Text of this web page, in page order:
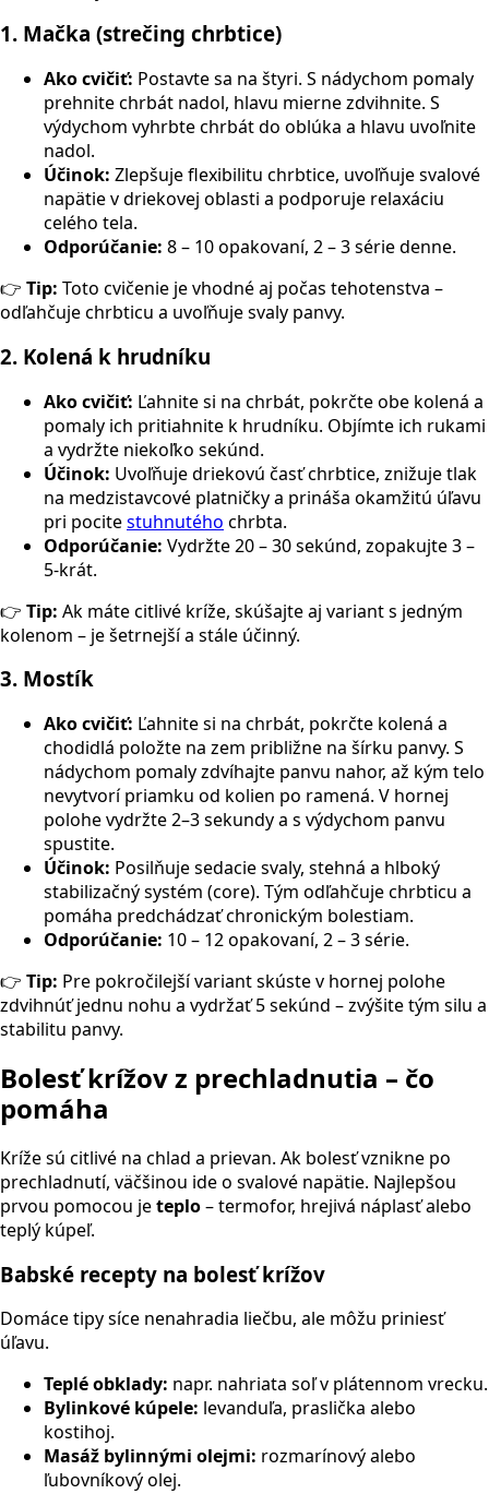
1. Mačka (strečing chrbtice)
Ako cvičiť: Postavte sa na štyri. S nádychom pomaly
prehnite chrbát nadol, hlavu mierne zdvihnite. S
výdychom vyhrbte chrbát do oblúka a hlavu uvoľnite
nadol.
Účinok: Zlepšuje flexibilitu chrbtice, uvoľňuje svalové
napätie v driekovej oblasti a podporuje relaxáciu
celého tela.
Odporúčanie: 8 – 10 opakovaní, 2 – 3 série denne.
👉 Tip: Toto cvičenie je vhodné aj počas tehotenstva –
odľahčuje chrbticu a uvoľňuje svaly panvy.
2. Kolená k hrudníku
Ako cvičiť: Ľahnite si na chrbát, pokrčte obe kolená a
pomaly ich pritiahnite k hrudníku. Objímte ich rukami
a vydržte niekoľko sekúnd.
Účinok: Uvoľňuje driekovú časť chrbtice, znižuje tlak
na medzistavcové platničky a prináša okamžitú úľavu
pri pocitestuhnutého chrbta.
Odporúčanie: Vydržte 20 – 30 sekúnd, zopakujte 3 –
5-krát.
👉 Tip: Ak máte citlivé kríže, skúšajte aj variant s jedným
kolenom – je šetrnejší a stále účinný.
3. Mostík
Ako cvičiť: Ľahnite si na chrbát, pokrčte kolená a
chodidlá položte na zem približne na šírku panvy. S
nádychom pomaly zdvíhajte panvu nahor, až kým telo
nevytvorí priamku od kolien po ramená. V hornej
polohe vydržte 2–3 sekundy a s výdychom panvu
spustite.
Účinok: Posilňuje sedacie svaly, stehná a hlboký
stabilizačný systém (core). Tým odľahčuje chrbticu a
pomáha predchádzať chronickým bolestiam.
Odporúčanie: 10 – 12 opakovaní, 2 – 3 série.
👉 Tip: Pre pokročilejší variant skúste v hornej polohe
zdvihnúť jednu nohu a vydržať 5 sekúnd – zvýšite tým silu a
stabilitu panvy.
Bolesť krížov z prechladnutia – čo
pomáha
Kríže sú citlivé na chlad a prievan. Ak bolesť vznikne po
prechladnutí, väčšinou ide o svalové napätie. Najlepšou
prvou pomocou jeteplo– termofor, hrejivá náplasť alebo
teplý kúpeľ.
Babské recepty na bolesť krížov
Domáce tipy síce nenahradia liečbu, ale môžu priniesť
úľavu.
Teplé obklady: napr. nahriata soľ v plátennom vrecku.
Bylinkové kúpele: levanduľa, praslička alebo
kostihoj.
Masáž bylinnými olejmi: rozmarínový alebo
ľubovníkový olej.